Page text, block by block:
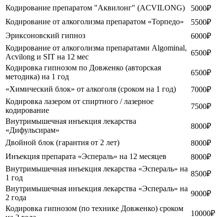
Кодирование препаратом "Аквилонг" (ACVILONG)
5000₽
Кодирование от алкоголизма препаратом «Торпедо»
5500₽
Эриксоновский гипноз
6000₽
Кодирование от алкоголизма препаратами Algominal,
Acvilong и SIT на 12 мес
6500₽
Кодировка гипнозом по Довженко (авторская
методика) на 1 год
6500₽
«Химический блок» от алкоголя (сроком на 1 год)
7000₽
Кодировка лазером от спиртного / лазерное
кодирование
7500₽
Внутримышечная инъекция лекарства
«Дифульсирам»
8000₽
Двойной блок (гарантия от 2 лет)
8000₽
Инъекция препарата «Эспераль» на 12 месяцев
8000₽
Внутримышечная инъекция лекарства «Эспераль» на
1 год
8500₽
Внутримышечная инъекция лекарства «Эспераль» на
2 года
9000₽
Кодировка гипнозом (по технике Довженко) сроком
10000₽